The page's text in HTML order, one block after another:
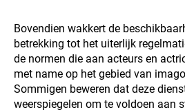
Bovendien wakkert de
betrekking tot het uiterlijk
de normen die aan acteurs en
met name op het gebied van
Sommigen beweren dat deze
weerspiegelen om te voldoen aan